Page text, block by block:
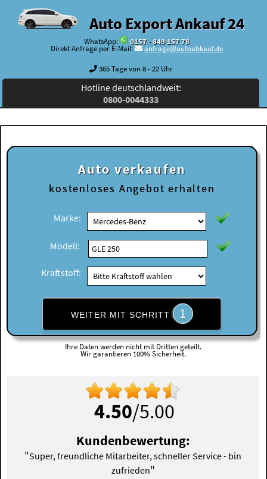
Auto Export Ankauf 24
WhatsApp:
0157 - 849 157 78
Direkt Anfrage per E-Mail:
anfrage@autoabkauf.de
365 Tage von 8 - 22 Uhr
Hotline deutschlandweit:
0800-0044333
Auto verkaufen
kostenloses Angebot erhalten
Marke:
Modell:
Kraftstoff:
WEITER MIT SCHRITT 1
Ihre Daten werden nicht mit Dritten geteilt.
Wir garantieren 100% Sicherheit.
4.50/5.00
Kundenbewertung:
"Super, freundliche Mitarbeiter, schneller Service - bin
zufrieden"